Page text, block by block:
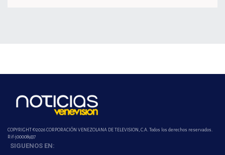
COPYRIGHT ©2026 CORPORACIÓN VENEZOLANA DE TELEVISION, C.A. Todos los derechos reservados.
Rif-j000089337
SIGUENOS EN: